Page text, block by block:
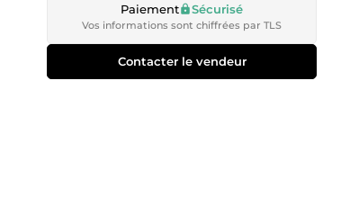
Paiement Sécurisé
Vos informations sont chiffrées par TLS
Contacter le vendeur